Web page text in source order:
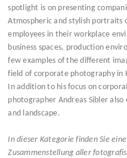
spotlight is on presenting
Atmospheric and stylish portraits
employees in their workplace
business spaces, production
few examples of the different
field of corporate photography in
In addition to his focus on
photographer Andreas Sibler
and landscape.
In dieser Kategorie finden Sie
Zusammenstellung aller